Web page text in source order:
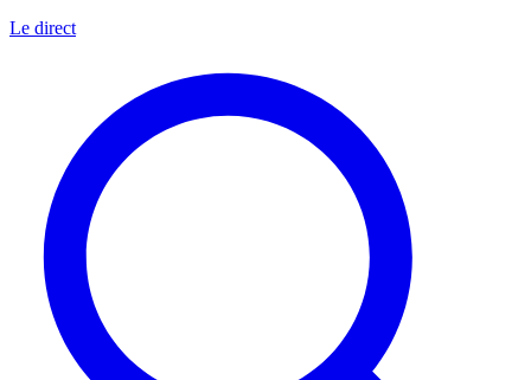
Le direct